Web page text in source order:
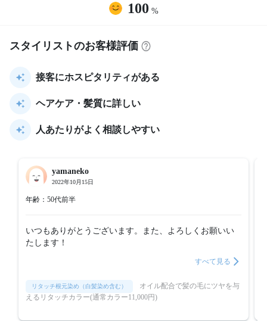
100 %
スタイリストのお客様評価
接客にホスピタリティがある
ヘアケア・髪質に詳しい
人あたりがよく相談しやすい
yamaneko
2022年10月15日
年齢：50代前半
いつもありがとうございます。また、よろしくお願いい
たします！
すべて見る
リタッチ根元染め（白髪染め含む）
えるリタッチカラー(通常カラー11,000円)